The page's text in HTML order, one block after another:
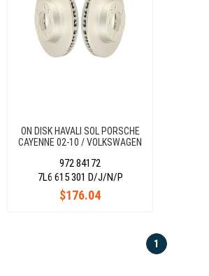
ON DISK HAVALI SOL PORSCHE
CAYENNE 02-10 / VOLKSWAGEN
972 84172
$176.04
7L6 615 301 D/J/N/P
1